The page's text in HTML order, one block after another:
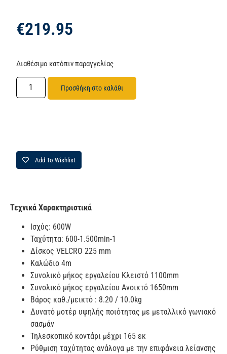
€219.95
Διαθέσιμο κατόπιν παραγγελίας
Προσθήκη στο καλάθι
Add To Wishlist
Τεχνικά Χαρακτηριστικά
Iσχύς: 600W
Ταχύτητα: 600-1.500min-1
Δίσκος VELCRO 225 mm
Καλώδιο 4m
Συνολικό μήκος εργαλείου Κλειστό 1100mm
Συνολικό μήκος εργαλείου Ανοικτό 1650mm
Βάρος καθ./μεικτό : 8.20 / 10.0kg
Δυνατό μοτέρ υψηλής ποιότητας με μεταλλικό γωνιακό
σασμάν
Τηλεσκοπικό κοντάρι μέχρι 165 εκ
Ρύθμιση ταχύτητας ανάλογα με την επιφάνεια λείανσης